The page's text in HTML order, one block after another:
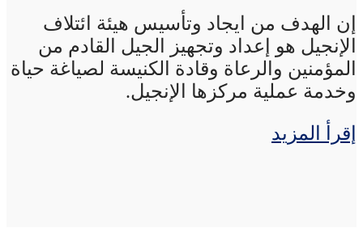
إن الهدف من ايجاد وتأسيس هيئة ائتلاف
الإنجيل هو إعداد وتجهيز الجيل القادم من
المؤمنين والرعاة وقادة الكنيسة لصياغة حياة
وخدمة عملية مركزها الإنجيل.
إقرأ المزيد